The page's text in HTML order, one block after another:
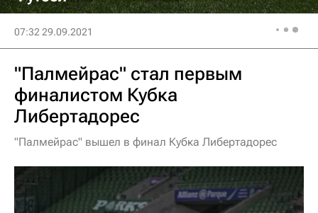
07:32 29.09.2021
"Палмейрас" стал первым
финалистом Кубка
Либертадорес
"Палмейрас" вышел в финал Кубка Либертадорес